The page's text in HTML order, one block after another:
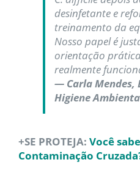
desinfetante e
treinamento da
Nosso papel é
orientação
realmente
— Carla Mendes,
Higiene
+SE PROTEJA: Você
Contaminação